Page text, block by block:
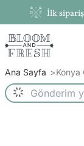
İlk
Ana Sayfa Konya